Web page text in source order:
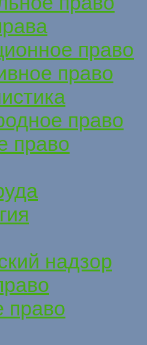
право
право
право
право
надзор
право